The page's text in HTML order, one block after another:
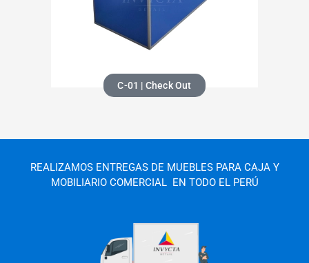
C-01 | Check Out
REALIZAMOS ENTREGAS DE MUEBLES PARA CAJA Y
MOBILIARIO COMERCIAL EN TODO EL PERÚ